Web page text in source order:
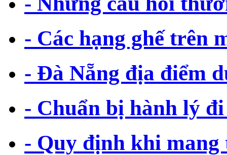
- Các hạng ghế trên
- Đà Nẵng địa điểm
- Chuẩn bị hành lý
- Quy định khi mang